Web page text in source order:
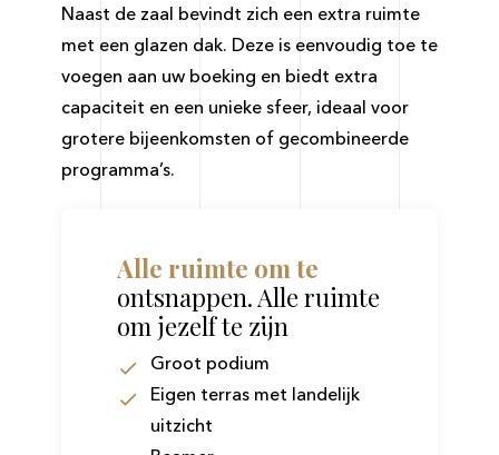
Naast de zaal bevindt zich een extra ruimte
met een glazen dak. Deze is eenvoudig toe te
voegen aan uw boeking en biedt extra
capaciteit en een unieke sfeer, ideaal voor
grotere bijeenkomsten of gecombineerde
programma’s.
Alle ruimte om te
ontsnappen. Alle ruimte
om jezelf te zijn
Groot podium
Eigen terras met landelijk
uitzicht